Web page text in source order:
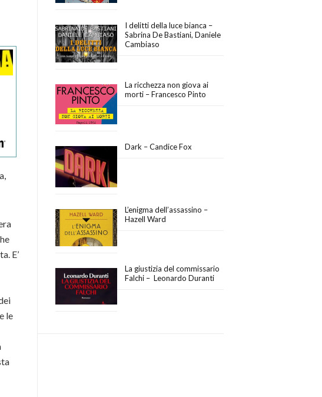
E’
le
I delitti della luce bianca –
Sabrina De Bastiani, Daniele
Cambiaso
La ricchezza non giova ai
morti – Francesco Pinto
Dark – Candice Fox
L’enigma dell’assassino –
Hazell Ward
La giustizia del commissario
Falchi – Leonardo Duranti